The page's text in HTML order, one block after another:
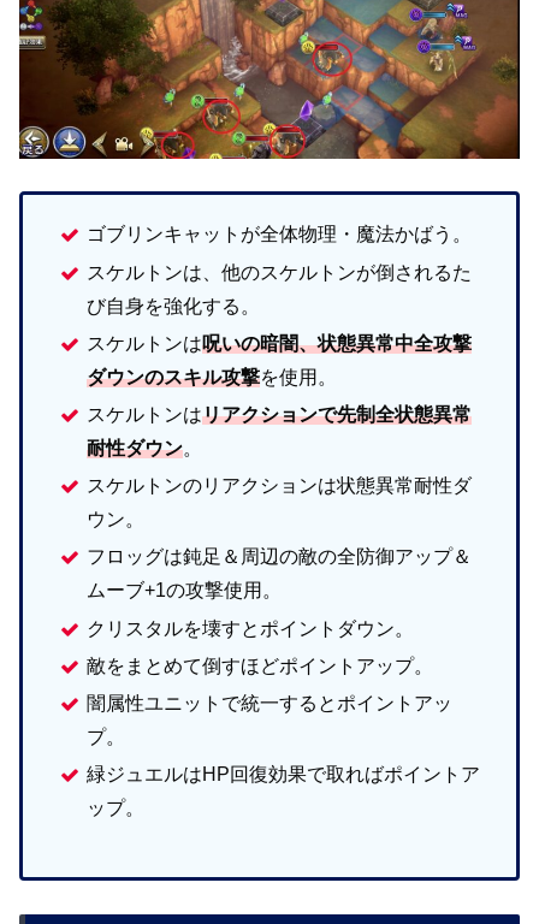
ゴブリンキャットが全体物理・魔法かばう。
スケルトンは、他のスケルトンが倒されるた
び自身を強化する。
スケルトンは呪いの暗闇、状態異常中全攻撃
ダウンのスキル攻撃を使用。
スケルトンはリアクションで先制全状態異常
耐性ダウン。
スケルトンのリアクションは状態異常耐性ダ
ウン。
フロッグは鈍足＆周辺の敵の全防御アップ＆
ムーブ+1の攻撃使用。
クリスタルを壊すとポイントダウン。
敵をまとめて倒すほどポイントアップ。
闇属性ユニットで統一するとポイントアッ
プ。
緑ジュエルはHP回復効果で取ればポイントア
ップ。